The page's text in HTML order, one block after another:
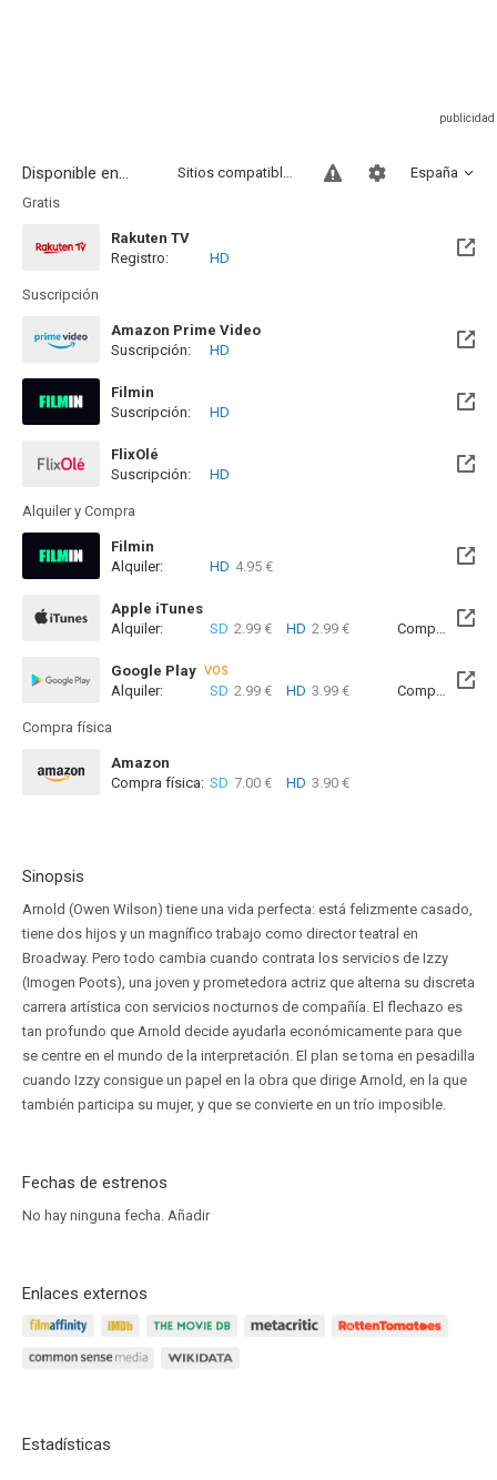
Disponible en... España
Sitios compatibles
Gratis
Rakuten TV
Registro:
HD
Suscripción
Amazon Prime Video
Suscripción:
HD
Filmin
Disponible hasta el Mié, 31 Dic 2031 (Quedan 5 años)
Suscripción: HD
FlixOlé
Suscripción:
HD
Alquiler y Compra
Filmin
Disponible hasta el Mié, 31 Dic 2031 (Quedan 5 años)
Alquiler: HD 4.95 €
Apple iTunes
Alquiler:
SD 2.99 € HD 2.99 € Compra: SD
Google Play VOS
Alquiler: SD 2.99 € HD 3.99 € Compra: SD
Compra física
Amazon
Compra física: SD 7.00 € HD 3.90 €
Sinopsis
Arnold (Owen Wilson) tiene una vida perfecta: está felizmente casado,
tiene dos hijos y un magnífico trabajo como director teatral en
Broadway. Pero todo cambia cuando contrata los servicios de Izzy
(Imogen Poots), una joven y prometedora actriz que alterna su discreta
carrera artística con servicios nocturnos de compañía. El flechazo es
tan profundo que Arnold decide ayudarla económicamente para que
se centre en el mundo de la interpretación. El plan se torna en pesadilla
cuando Izzy consigue un papel en la obra que dirige Arnold, en la que
también participa su mujer, y que se convierte en un trío imposible.
Fechas de estrenos
No hay ninguna fecha. Añadir
Enlaces externos
Estadísticas